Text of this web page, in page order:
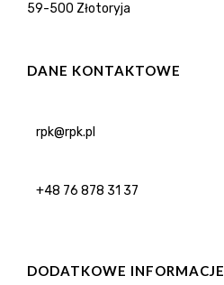
59-500 Złotoryja
DANE KONTAKTOWE
rpk@rpk.pl
+48 76 878 31 37
DODATKOWE INFORMACJE